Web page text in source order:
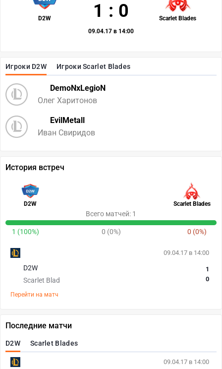
Игроки D2W Игроки Scarlet Blades
DemoNxLegioN
Олег Харитонов
EvilMetall
Иван Свиридов
D2W Scarlet Blades
1 : 0
09.04.17 в 14:00
История встреч
D2W Scarlet Blades
Всего матчей: 1
1 (100%) 0 (0%) 0 (0%)
09.04.17 в 14:00
D2W
Scarlet Blad
1
0
Перейти на матч
Последние матчи
D2W Scarlet Blades
09.04.17 в 14:00